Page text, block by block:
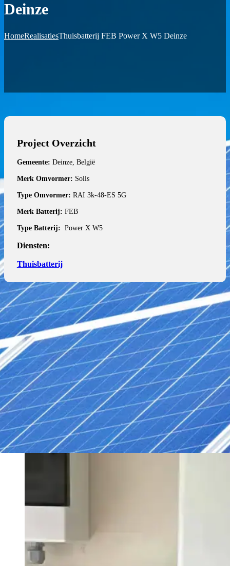
Deinze
HomeRealisatiesThuisbatterij FEB Power X W5 Deinze
Project Overzicht
Gemeente: Deinze, België
Merk Omvormer: Solis
Type Omvormer: RAI 3k-48-ES 5G
Merk Batterij: FEB
Type Batterij: Power X W5
Diensten:
Thuisbatterij